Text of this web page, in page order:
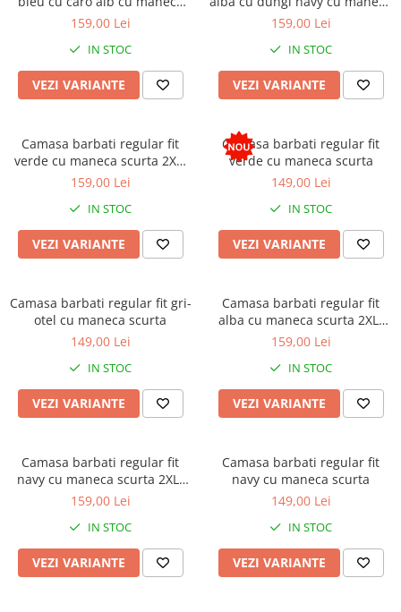
scurta
159,00 Lei
IN STOC
VEZI VARIANTE
scurta
159,00 Lei
IN STOC
VEZI VARIANTE
Camasa barbati regular fit
verde cu maneca scurta 2XL-
3XL
159,00 Lei
IN STOC
VEZI VARIANTE
Camasa barbati regular fit
verde cu maneca scurta
149,00 Lei
IN STOC
VEZI VARIANTE
Camasa barbati regular fit gri-
otel cu maneca scurta
149,00 Lei
IN STOC
VEZI VARIANTE
Camasa barbati regular fit
alba cu maneca scurta 2XL-
4XL
159,00 Lei
IN STOC
VEZI VARIANTE
Camasa barbati regular fit
navy cu maneca scurta 2XL-
3XL
159,00 Lei
IN STOC
VEZI VARIANTE
Camasa barbati regular fit
navy cu maneca scurta
149,00 Lei
IN STOC
VEZI VARIANTE